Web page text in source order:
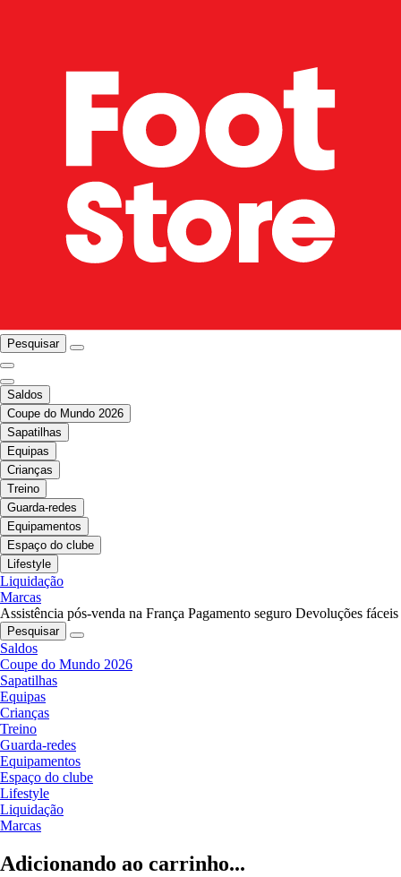
Pesquisar
Saldos
Coupe do Mundo 2026
Sapatilhas
Equipas
Crianças
Treino
Guarda-redes
Equipamentos
Espaço do clube
Lifestyle
Liquidação
Marcas
Assistência pós-venda na França Pagamento seguro Devoluções fáceis
Pesquisar
Saldos
Coupe do Mundo 2026
Sapatilhas
Equipas
Crianças
Treino
Guarda-redes
Equipamentos
Espaço do clube
Lifestyle
Liquidação
Marcas
Adicionando ao carrinho...